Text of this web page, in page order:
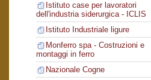
Istituto case per lavoratori
dell'industria siderurgica - ICLIS
Istituto Industriale ligure
Monferro spa - Costruzioni e
montaggi in ferro
Nazionale Cogne